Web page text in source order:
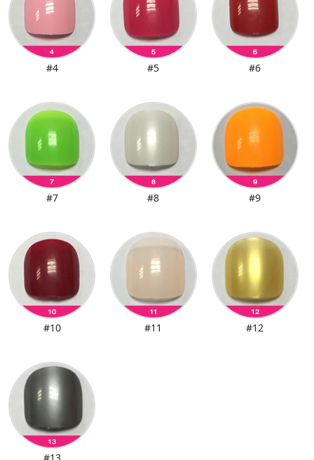
#4 #5 #6
#7 #8 #9
#10 #11 #12